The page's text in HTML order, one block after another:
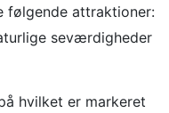
følgende attraktioner:
seværdigheder
hvilket er markeret